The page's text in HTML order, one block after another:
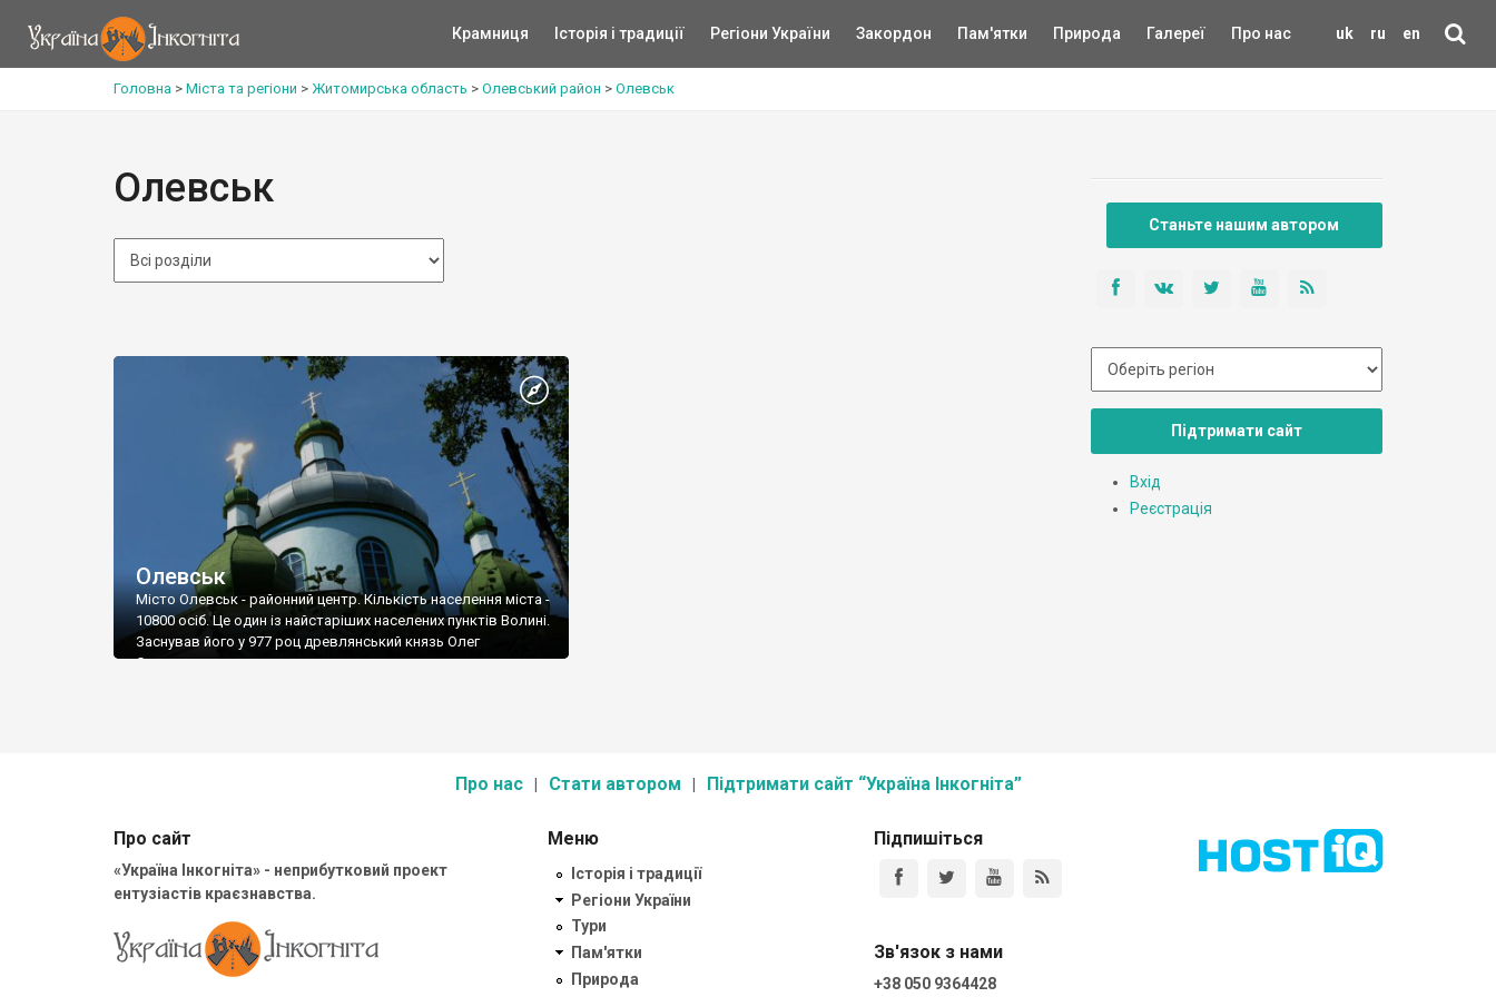
uk ru en
Крамниця Історія і традиції Регіони України Закордон Пам'ятки Природа Галереї Про нас
Головна > Міста та регіони > Житомирська область > Олевський район > Олевськ
Олевськ
Олевськ
Місто Олевськ - районний центр. Кількість населення міста -
10800 осіб. Це один із найстаріших населених пунктів Волині.
Заснував його у 977 роц древлянський князь Олег
Святославович.
Станьте нашим автором
Підтримати сайт
Вхід
Реєстрація
Про нас Стати автором Підтримати сайт “Україна Інкогніта”
Про сайт
«Україна Інкогніта» - неприбутковий проект
ентузіастів краєзнавства.
Меню
Історія і традиції
Регіони України
Тури
Пам'ятки
Природа
Підпишіться
Зв'язок з нами
+38 050 9364428